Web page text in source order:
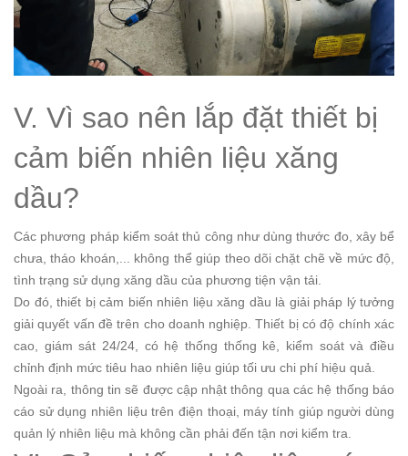
V. Vì sao nên lắp đặt thiết bị
cảm biến nhiên liệu xăng
dầu?
Các phương pháp kiểm soát thủ công như dùng thước đo, xây bể
chưa, tháo khoán,... không thể giúp theo dõi chặt chẽ về mức độ,
tình trạng sử dụng xăng dầu của phương tiện vận tải.
Do đó, thiết bị cảm biến nhiên liệu xăng dầu là giải pháp lý tưởng
giải quyết vấn đề trên cho doanh nghiệp. Thiết bị có độ chính xác
cao, giám sát 24/24, có hệ thống thống kê, kiểm soát và điều
chỉnh định mức tiêu hao nhiên liệu giúp tối ưu chi phí hiệu quả.
Ngoài ra, thông tin sẽ được cập nhật thông qua các hệ thống báo
cáo sử dụng nhiên liệu trên điện thoại, máy tính giúp người dùng
quản lý nhiên liệu mà không cần phải đến tận nơi kiểm tra.